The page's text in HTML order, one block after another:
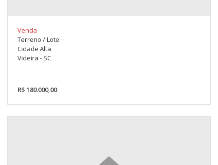
Venda
Terreno / Lote
Cidade Alta
Videira - SC
R$ 180.000,00